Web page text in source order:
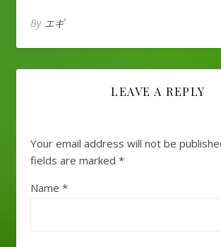
By エギ
LEAVE A REPLY
Your email address will not be
fields are marked *
Name *